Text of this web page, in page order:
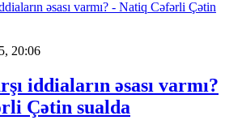
20:06
iddiaların əsası varmı?
Çətin sualda